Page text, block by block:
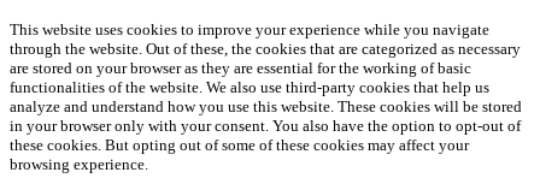
This website uses cookies to improve your experience while you navigate
through the website. Out of these, the cookies that are categorized as necessary
are stored on your browser as they are essential for the working of basic
functionalities of the website. We also use third-party cookies that help us
analyze and understand how you use this website. These cookies will be stored
in your browser only with your consent. You also have the option to opt-out of
these cookies. But opting out of some of these cookies may affect your
browsing experience.